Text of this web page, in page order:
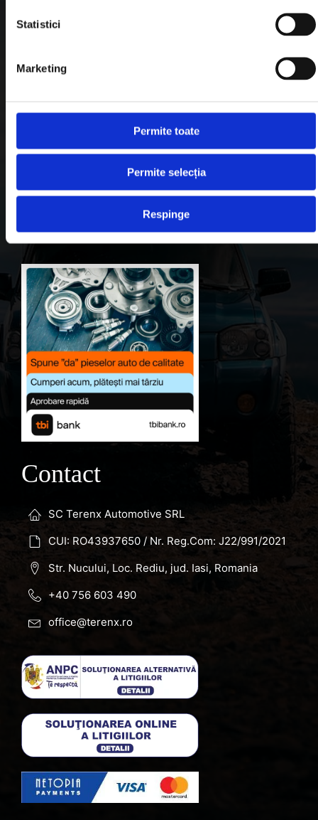
Statistici
Marketing
Permite toate
Permite selecția
Respinge
Link-uri rapide
Blog
Favorite
Contact
SC Terenx Automotive SRL
CUI: RO43937650 / Nr. Reg.Com: J22/991/2021
Str. Nucului, Loc. Rediu, jud. Iasi, Romania
+40 756 603 490
office@terenx.ro